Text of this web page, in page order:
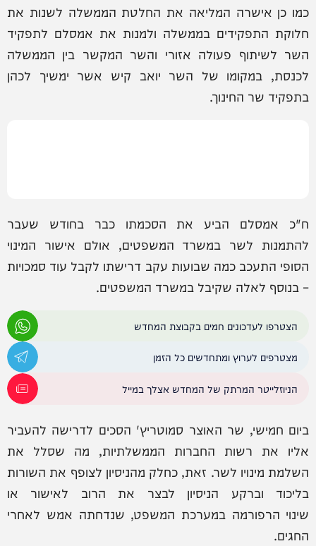
כמו כן אישרה המליאה את החלטת הממשלה לשנות את
חלוקת התפקידים בממשלה ולמנות את אמסלם לתפקיד
השר לשיתוף פעולה אזורי והשר המקשר בין הממשלה
לכנסת, במקומו של השר יואב קיש אשר ימשיך לכהן
בתפקיד שר החינוך.
ח"כ אמסלם הביע את הסכמתו כבר בחודש שעבר
להתמנות לשר במשרד המשפטים, אולם אישור המינוי
הסופי התעכב כמה שבועות עקב דרישתו לקבל עוד סמכויות
– בנוסף לאלה שקיבל במשרד המשפטים.
הצטרפו לעדכונים חמים בקבוצת המחדש
מצטרפים לערוץ ומתחדשים כל הזמן
הניוזלייטר המרתק של המחדש אצלך במייל
ביום חמישי, שר האוצר סמוטריץ' הסכים לדרישה להעביר
אליו את רשות החברות הממשלתיות, מה שסלל את
השלמת מינויו לשר. זאת, כחלק מהניסיון לצופף את השורות
בליכוד וברקע הניסיון לבצר את הרוב לאישור או
שינוי הרפורמה במערכת המשפט, שנדחתה אמש לאחרי
החגים.